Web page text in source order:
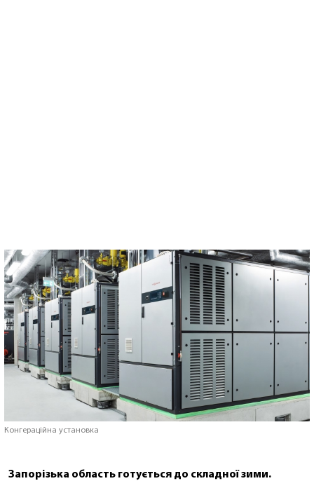
Конгераційна установка
Запорізька область готується до складної зими.